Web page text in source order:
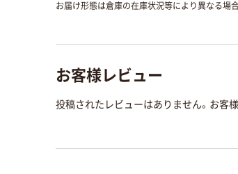
お届け形態は倉庫の在庫状況等により異なる場
お客様レビュー
投稿されたレビューはありません。お客